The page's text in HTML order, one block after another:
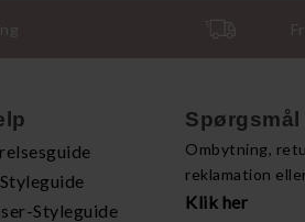
Styleguide
Spørgsmål
Ombytning,
reklamation
Klik her